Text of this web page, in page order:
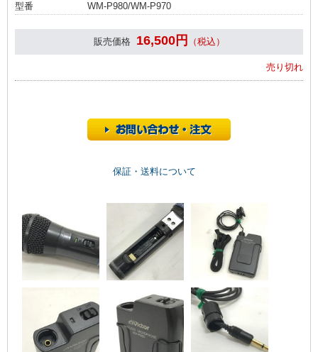
型番 WM-P980/WM-P970
販売価格 16,500円 （税込）
売り切れ
保証・送料について